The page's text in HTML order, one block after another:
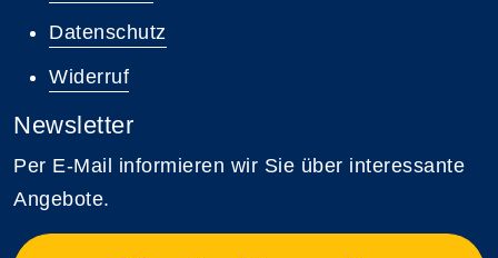
Datenschutz
Widerruf
Newsletter
Per E-Mail informieren wir Sie über interessante
Angebote.